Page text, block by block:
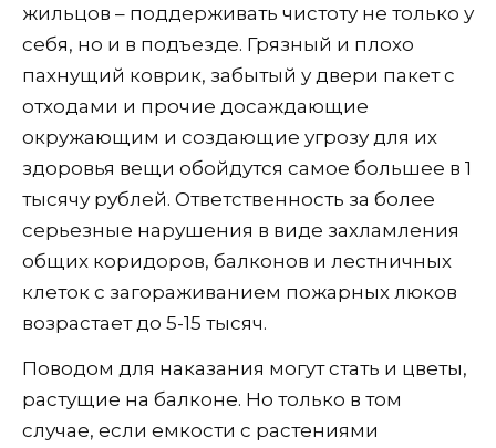
жильцов – поддерживать чистоту не только у
себя, но и в подъезде. Грязный и плохо
пахнущий коврик, забытый у двери пакет с
отходами и прочие досаждающие
окружающим и создающие угрозу для их
здоровья вещи обойдутся самое большее в 1
тысячу рублей. Ответственность за более
серьезные нарушения в виде захламления
общих коридоров, балконов и лестничных
клеток с загораживанием пожарных люков
возрастает до 5-15 тысяч.
Поводом для наказания могут стать и цветы,
растущие на балконе. Но только в том
случае, если емкости с растениями